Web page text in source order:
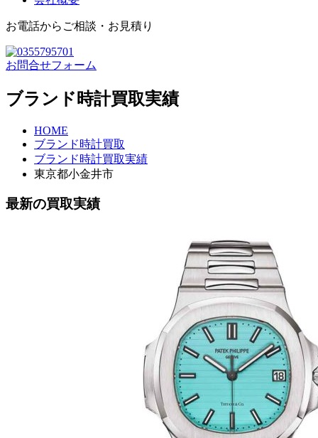
お電話からご相談・お見積り
お問合せフォーム
ブランド時計買取実績
HOME
ブランド時計買取
ブランド時計買取実績
東京都小金井市
最新の買取実績